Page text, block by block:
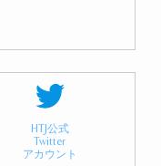
HTJ公式
Twitter
アカウント